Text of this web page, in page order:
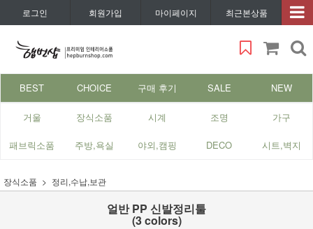
로그인 회원가입 마이페이지 최근본상품
BEST CHOICE 구매 후기 SALE NEW
거울 장식소품 시계 조명 가구
패브릭소품 주방,욕실 야외,캠핑 DECO 시트,벽지
장식소품 정리,수납,보관
얼반 PP 신발정리툴
(3 colors)